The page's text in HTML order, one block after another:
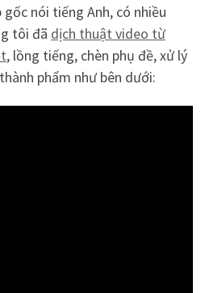
nói tiếng Anh, có nhiều
tôi đã dịch thuật video từ
, lồng tiếng, chèn phụ đề, xử lý
phẩm như bên dưới: